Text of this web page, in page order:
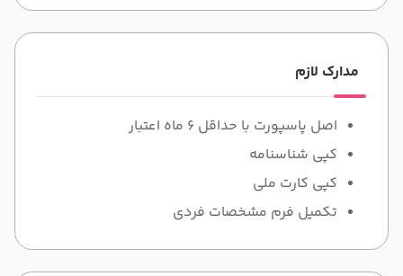
مدارک لازم
اصل پاسپورت با حداقل 6 ماه اعتبار
کپی شناسنامه
کپی کارت ملی
تکمیل فرم مشخصات فردی